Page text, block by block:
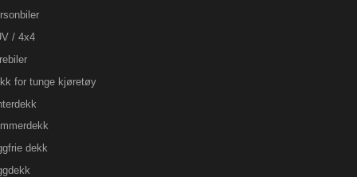
/ 4x4
for tunge kjøretøy
dekk